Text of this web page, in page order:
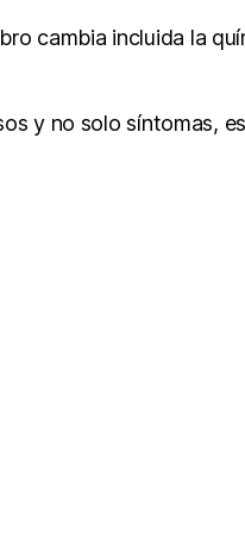
cambia incluida la
y no solo síntomas,